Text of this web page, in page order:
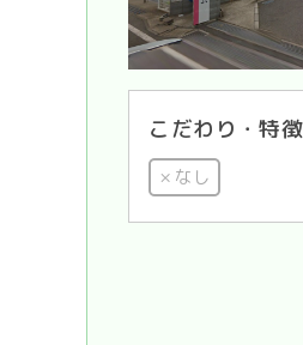
こだわり・特徴
なし